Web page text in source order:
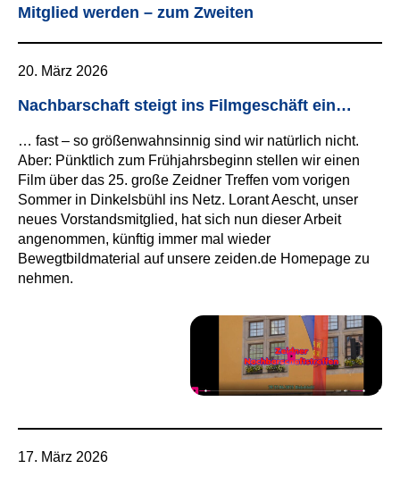
Mitglied werden – zum Zweiten
20. März 2026
Nachbarschaft steigt ins Filmgeschäft ein…
… fast – so größenwahnsinnig sind wir natürlich nicht.
Aber: Pünktlich zum Frühjahrsbeginn stellen wir einen
Film über das 25. große Zeidner Treffen vom vorigen
Sommer in Dinkelsbühl ins Netz. Lorant Aescht, unser
neues Vorstandsmitglied, hat sich nun dieser Arbeit
angenommen, künftig immer mal wieder
Bewegtbildmaterial auf unsere zeiden.de Homepage zu
nehmen.
17. März 2026